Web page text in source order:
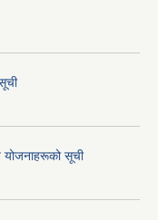
सूची